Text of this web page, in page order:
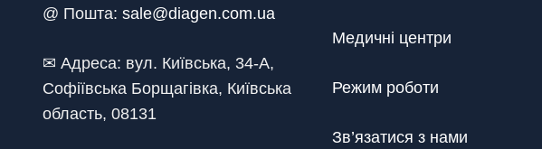
@ Пошта: sale@diagen.com.ua
✉ Адреса: вул. Київська, 34-А,
Софіївська Борщагівка, Київська
область, 08131
Медичні центри
Режим роботи
Зв’язатися з нами